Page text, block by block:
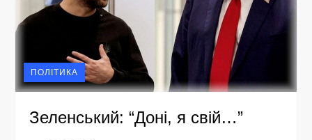
ПОЛІТИКА
Зеленський: “Доні, я свій…”